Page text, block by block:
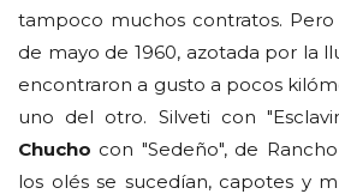
tampoco muchos contratos.
de mayo de 1960, azotada por la
encontraron a gusto a pocos
uno del otro. Silveti con
Chucho con "Sedeño", de
los olés se sucedían, capotes y